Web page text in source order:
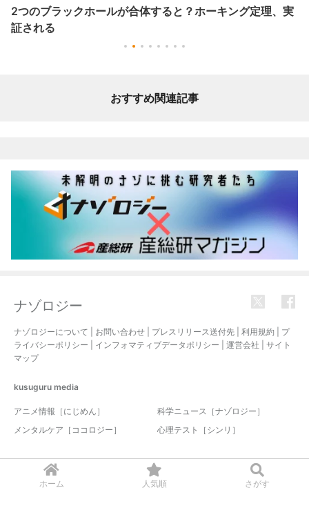
ホーム 人気順 さがす
2つのブラックホールが合体すると？ホーキング定理、実
証される
おすすめ関連記事
ナゾロジー
ナゾロジーについて お問い合わせ プレスリリース送付先 利用規約
プ
ライバシーポリシー
インフォマティブデータポリシー 運営会社
サイト
マップ
kusuguru media
アニメ情報［にじめん］
科学ニュース［ナゾロジー］
メンタルケア［ココロジー］
心理テスト［シンリ］
© 2017-2026 nazology. all rights reserved.